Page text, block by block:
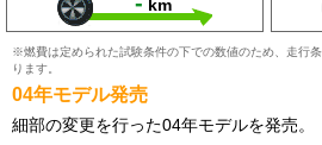
km
※燃費は定められた試験条件の下での数値のため、走行
ります。
04年モデル発売
細部の変更を行った04年モデルを発売。